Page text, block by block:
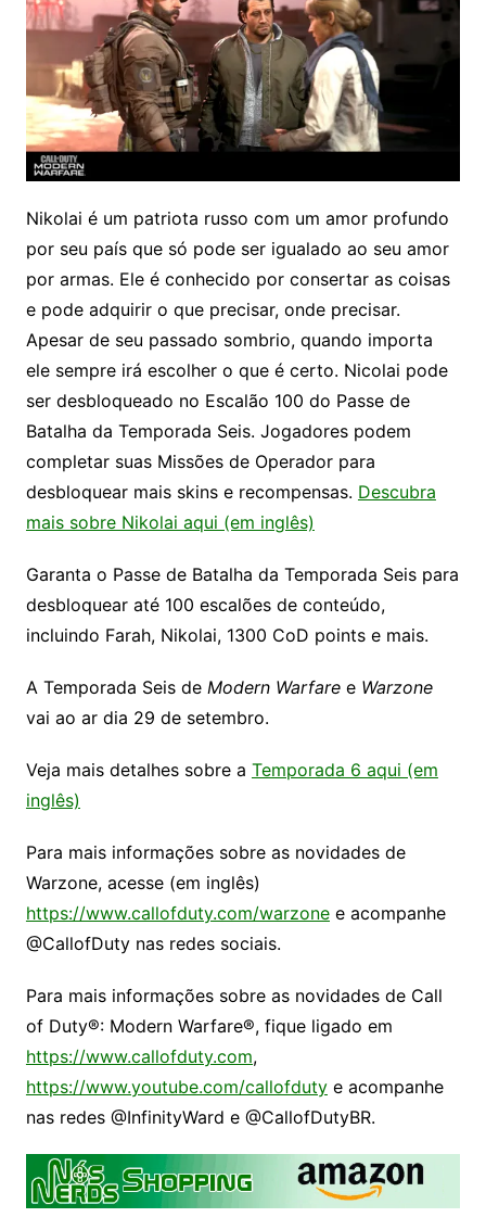
Nikolai é um patriota russo com um amor profundo
por seu país que só pode ser igualado ao seu amor
por armas. Ele é conhecido por consertar as coisas
e pode adquirir o que precisar, onde precisar.
Apesar de seu passado sombrio, quando importa
ele sempre irá escolher o que é certo. Nicolai pode
ser desbloqueado no Escalão 100 do Passe de
Batalha da Temporada Seis. Jogadores podem
completar suas Missões de Operador para
desbloquear mais skins e recompensas. Descubra
mais sobre Nikolai aqui (em inglês)
Garanta o Passe de Batalha da Temporada Seis para
desbloquear até 100 escalões de conteúdo,
incluindo Farah, Nikolai, 1300 CoD points e mais.
A Temporada Seis de Modern Warfare e Warzone
vai ao ar dia 29 de setembro.
Veja mais detalhes sobre a Temporada 6 aqui (em
inglês)
Para mais informações sobre as novidades de
Warzone, acesse (em inglês)
https://www.callofduty.com/warzonee acompanhe
@CallofDuty nas redes sociais.
Para mais informações sobre as novidades de Call
of Duty®: Modern Warfare®, fique ligado em
https://www.callofduty.com,
https://www.youtube.com/callofdutye acompanhe
nas redes @InfinityWard e @CallofDutyBR.